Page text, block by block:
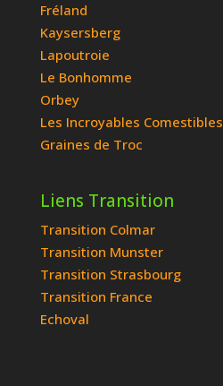
Fréland
Kaysersberg
Lapoutroie
Le Bonhomme
Orbey
Les Incroyables Comestibles
Graines de Troc
Liens Transition
Transition Colmar
Transition Munster
Transition Strasbourg
Transition France
Echoval